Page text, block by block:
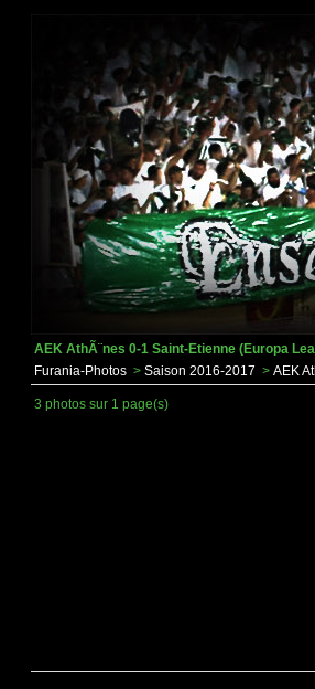
AEK AthÃ¨nes 0-1 Saint-Etienne (Europa
Furania-Photos > Saison 2016-2017 > AEK
3 photos sur 1 page(s)